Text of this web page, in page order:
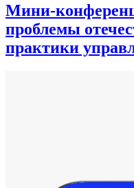
Мини-
проблемы
практики